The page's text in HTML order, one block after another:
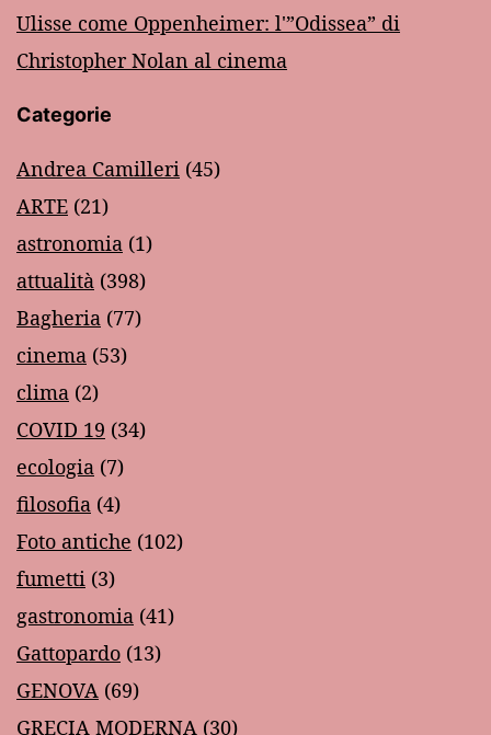
Ulisse come Oppenheimer: l'”Odissea” di
Christopher Nolan al cinema
Categorie
Andrea Camilleri (45)
ARTE (21)
astronomia (1)
attualità (398)
Bagheria (77)
cinema (53)
clima (2)
COVID 19 (34)
ecologia (7)
filosofia (4)
Foto antiche (102)
fumetti (3)
gastronomia (41)
Gattopardo (13)
GENOVA (69)
GRECIA MODERNA (30)